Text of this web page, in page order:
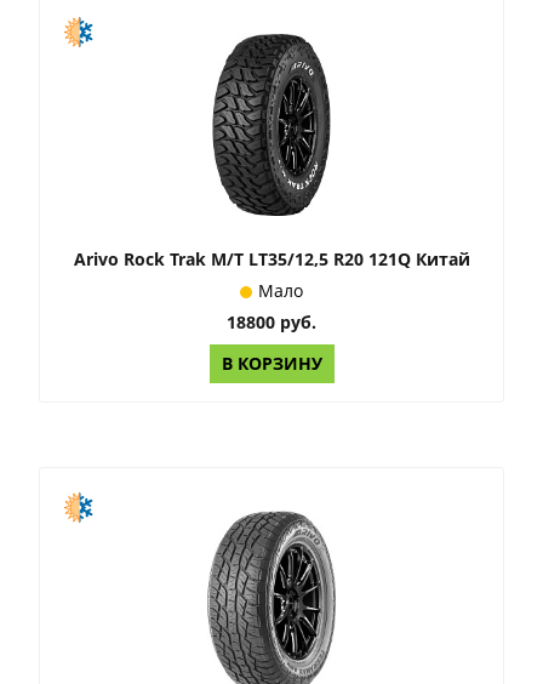
Arivo Rock Trak M/T LT35/12,5 R20 121Q Китай
Мало
18800 руб.
В КОРЗИНУ